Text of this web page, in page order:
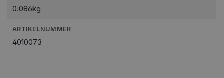
0.086kg
ARTIKELNUMMER
4010073